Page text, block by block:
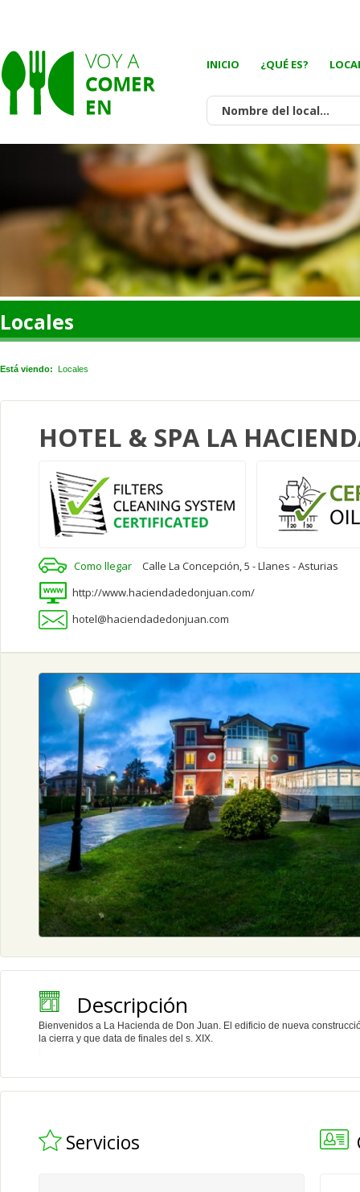
INICIO ¿QUÉ ES?
Locales
Está viendo: Locales
HOTEL & SPA LA
Como llegar
Calle La Concepción, 5 - Llanes - Asturias
http://www.haciendadedonjuan.com/
hotel@haciendadedonjuan.com
Descripción
Bienvenidos a La Hacienda de Don Juan. El edificio de nueva
la cierra y que datade finales del s. XIX.
Servicios